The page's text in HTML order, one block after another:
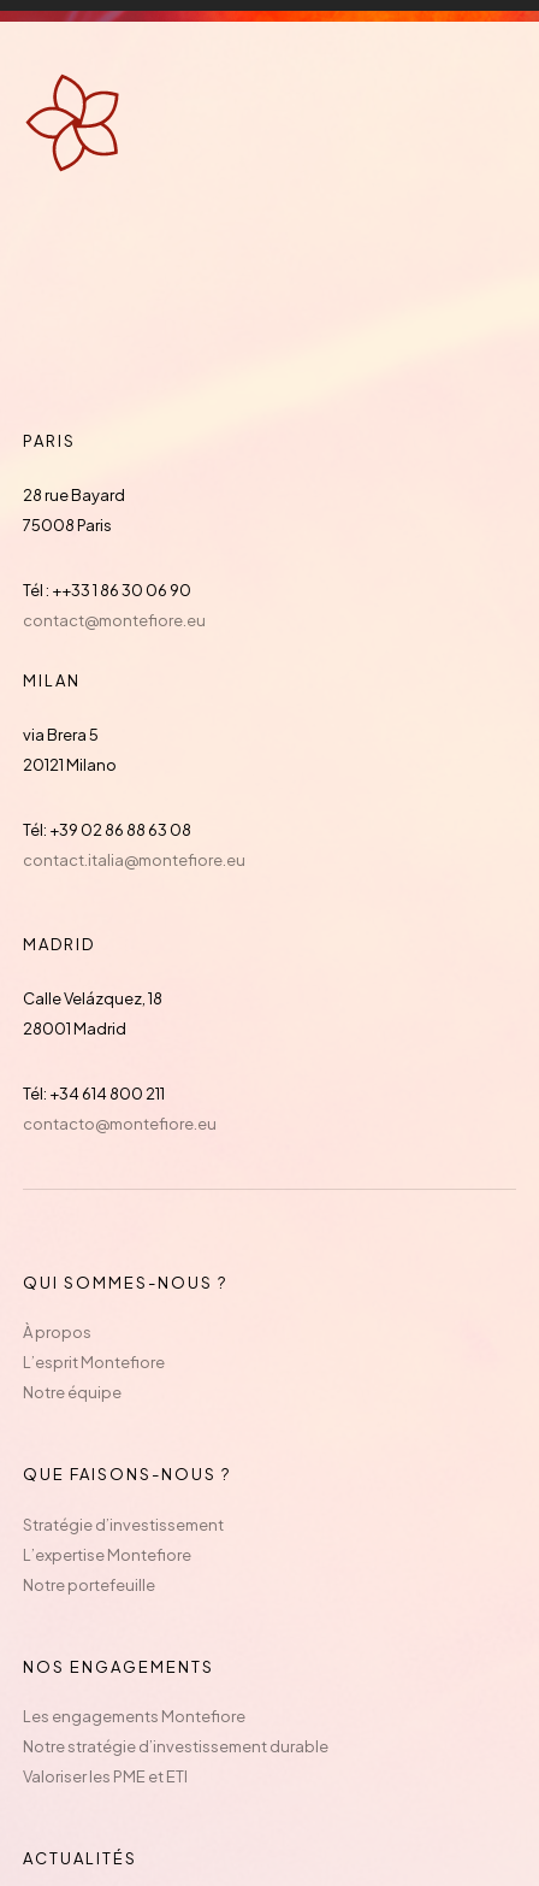
PARIS
28 rue Bayard
75008 Paris
Tél : ++33 1 86 30 06 90
contact@montefiore.eu
MILAN
via Brera 5
20121 Milano
Tél: +39 02 86 88 63 08
contact.italia@montefiore.eu
MADRID
Calle Velázquez, 18
28001 Madrid
Tél: +34 614 800 211
contacto@montefiore.eu
QUI SOMMES-NOUS ?
À propos
L’esprit Montefiore
Notre équipe
QUE FAISONS-NOUS ?
Stratégie d’investissement
L’expertise Montefiore
Notre portefeuille
NOS ENGAGEMENTS
Les engagements Montefiore
Notre stratégie d’investissement durable
Valoriser les PME et ETI
ACTUALITÉS